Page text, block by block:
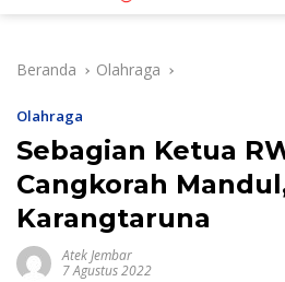
Beranda Olahraga
Olahraga
Sebagian Ketua
Cangkorah
Karangtaruna
Atek Jembar
7 Agustus 2022